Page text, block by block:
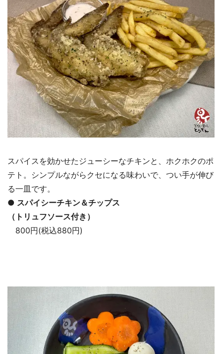
スパイスを効かせたジューシーなチキンと、ホクホクのポ
テト。シンプルながらクセになる味わいで、つい手が伸び
る一皿です。
● スパイシーチキン＆チップス
（トリュフソース付き）
800円(税込880円)